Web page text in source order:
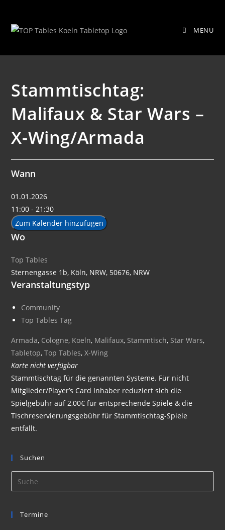
springen
MENU
Wars – X-Wing/Armada
Stammtischtag:
Malifaux & Star Wars –
X-Wing/Armada
Wann
01.01.2026
11:00 - 21:30
Zum Kalender hinzufügen
Wo
Top Tables
Sternengasse 1b, Köln, NRW, 50676, NRW
Veranstaltungstyp
Community
Top Tables Tag
Armada, Cologne, Koeln, Malifaux, Stammtisch, Star Wars,
Tabletop,Top Tables,X-Wing
Karte nicht verfügbar
Stammtischtag für die genannten Systeme. Für nicht
Mitglieder/Player’s Card Inhaber reduziert sich die
Spielgebühr auf 2,00€ für entsprechende Spiele & die
Tischreservierungsgebühr für Stammtischtag-Spiele
entfällt.
Suchen
Termine